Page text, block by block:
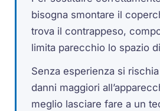
bisogna smontare il
trova il contrappeso,
limita parecchio lo spazio
Senza esperienza si
danni maggiori
meglio lasciare fare a un